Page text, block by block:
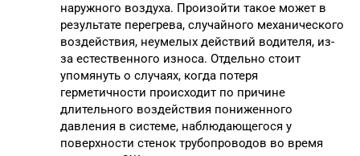
наружного воздуха. Произойти такое может в
результате перегрева, случайного механического
воздействия, неумелых действий водителя, из-
за естественного износа. Отдельно стоит
упомянуть о случаях, когда потеря
герметичности происходит по причине
длительного воздействия пониженного
давления в системе, наблюдающегося у
поверхности стенок трубопроводов во время